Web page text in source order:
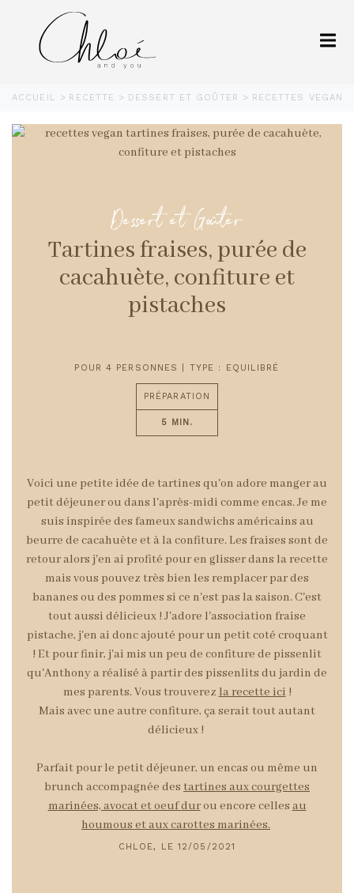
ACCUEIL RECETTE DESSERT ET GOÛTER RECETTES VEGAN
Dessert et Goûter
Tartines fraises, purée de
cacahuète, confiture et
pistaches
POUR 4 PERSONNES | TYPE : EQUILIBRÉ
PRÉPARATION
5 MIN.
Voici une petite idée de tartines qu'on adore manger au
petit déjeuner ou dans l'après-midi comme encas. Je me
suis inspirée des fameux sandwichs américains au
beurre de cacahuète et à la confiture. Les fraises sont de
retour alors j'en ai profité pour en glisser dans la recette
mais vous pouvez très bien les remplacer par des
bananes ou des pommes si ce n'est pas la saison. C'est
tout aussi délicieux ! J'adore l'association fraise
pistache, j'en ai donc ajouté pour un petit coté croquant
! Et pour finir, j'ai mis un peu de confiture de pissenlit
qu'Anthony a réalisé à partir des pissenlits du jardin de
mes parents. Vous trouverez la recette ici !
Mais avec une autre confiture, ça serait tout autant
délicieux !
Parfait pour le petit déjeuner, un encas ou même un
brunch accompagnée des tartines aux courgettes
marinées, avocat et oeuf durou encore celles au
houmous et aux carottes marinées.
CHLOE, LE 12/05/2021